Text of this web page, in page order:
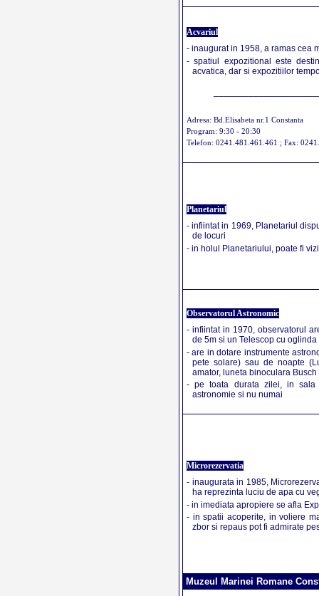
Acvariul
- inaugurat in 1958, a ramas cea
- spatiul expozitional este
acvatica, dar si expozitiilor
Adresa: Bd.Elisabeta nr.1 Constanta
Program: 9:30 - 20:30
Telefon: 0241.481.461.461 ; Fax:
Planetariul
- infiintat in 1969, Planetariul
de locuri
- in holul Planetariului, poate fi
Observatorul Astronomic
- infiintat in 1970, observatorul
de 5m si un Telescop cu
- are in dotare instrumente
pete solare) sau de noapte
amator, luneta binoculara Busch
- pe toata durata zilei, in sala
astronomie si nu numai
Microrezervatia
- inaugurata in 1985,
ha reprezinta luciu de apa cu
- in imediata apropiere se afla
- in spatii acoperite, in voliere
zbor si repaus pot fi admirate
Muzeul Marinei Romane